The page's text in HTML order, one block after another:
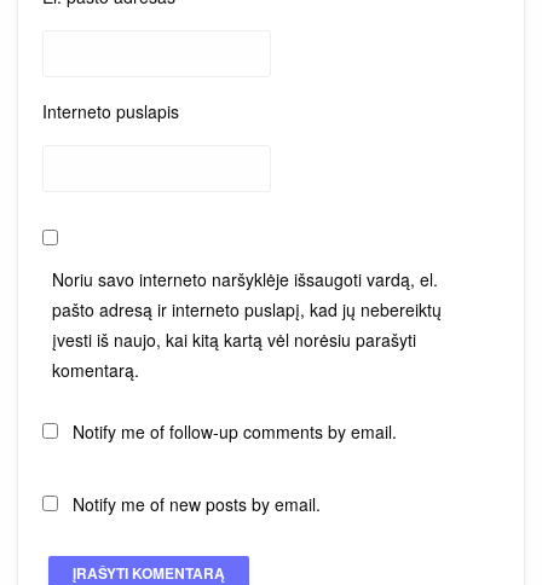
Interneto puslapis
Noriu savo interneto naršyklėje išsaugoti vardą, el.
pašto adresą ir interneto puslapį, kad jų nebereiktų
įvesti iš naujo, kai kitą kartą vėl norėsiu parašyti
komentarą.
Notify me of follow-up comments by email.
Notify me of new posts by email.